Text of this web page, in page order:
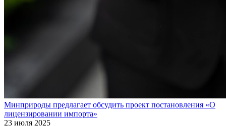
Минприроды предлагает обсудить проект постановления «О
лицензировании импорта»
23 июля 2025